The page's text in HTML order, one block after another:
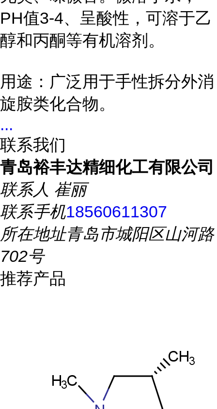
PH值3-4、呈酸性，可溶于乙
醇和丙酮等有机溶剂。
用途：广泛用于手性拆分外消
旋胺类化合物。
...
联系我们
青岛裕丰达精细化工有限公司
联系人 崔丽
联系手机18560611307
所在地址青岛市城阳区山河路
702号
推荐产品